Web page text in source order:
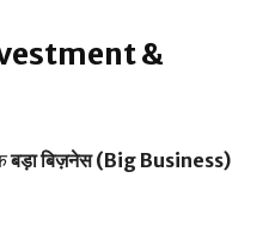
&
बड़ा बिज़नेस (Big Business)